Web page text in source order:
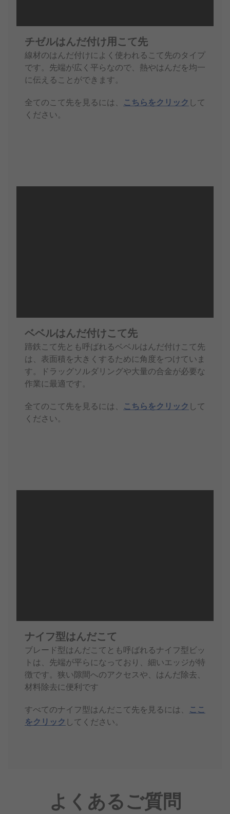
チゼルはんだ付け用こて先
線材のはんだ付けによく使われるこて先のタイプ
です。先端が広く平らなので、熱やはんだを均一
に伝えることができます。
全てのこて先を見るには、 こちらをクリック して
ください。
ベベルはんだ付けこて先
蹄鉄こて先とも呼ばれるベベルはんだ付けこて先
は、表面積を大きくするために角度をつけていま
す。ドラッグソルダリングや大量の合金が必要な
作業に最適です。
全てのこて先を見るには、 こちらをクリック して
ください。
ナイフ型はんだこて
ブレード型はんだこてとも呼ばれるナイフ型ビッ
トは、先端が平らになっており、細いエッジが特
徴です。狭い隙間へのアクセスや、はんだ除去、
材料除去に便利です
すべてのナイフ型はんだこて先を見るには、 ここ
をクリック してください。
よくあるご質問